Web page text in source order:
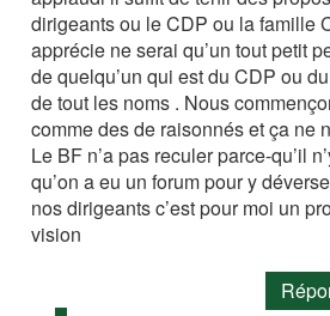
dirigeants ou le CDP ou la famille
apprécie ne serai qu’un tout petit
de quelqu’un qui est du CDP ou
de tout les noms . Nous
comme des de raisonnés et ça ne
Le BF n’a pas reculer parce-qu’il
qu’on a eu un forum pour y
nos dirigeants c’est pour moi un
vision